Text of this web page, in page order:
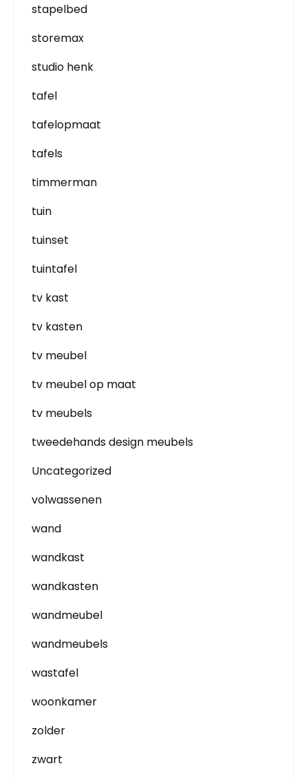
stapelbed
storemax
studio henk
tafel
tafelopmaat
tafels
timmerman
tuin
tuinset
tuintafel
tv kast
tv kasten
tv meubel
tv meubel op maat
tv meubels
tweedehands design meubels
Uncategorized
volwassenen
wand
wandkast
wandkasten
wandmeubel
wandmeubels
wastafel
woonkamer
zolder
zwart